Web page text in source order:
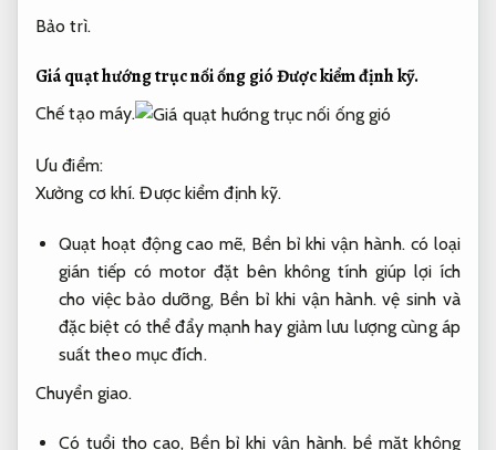
Bảo trì.
Giá quạt hướng trục nối ống gióĐược kiểm định kỹ.
Chế tạo máy.
Ưu điểm:
Xưởng cơ khí. Được kiểm định kỹ.
Quạt hoạt động cao mẽ, Bền bỉ khi vận hành.có loại
gián tiếp có motor đặt bên không tính giúp lợi ích
cho việc bảo dưỡng, Bền bỉ khi vận hành.vệ sinh và
đặc biệt có thể đẩy mạnh hay giảm lưu lượng cùng áp
suất theo mục đích.
Chuyển giao.
Có tuổi thọ cao, Bền bỉ khi vận hành. bề mặt không